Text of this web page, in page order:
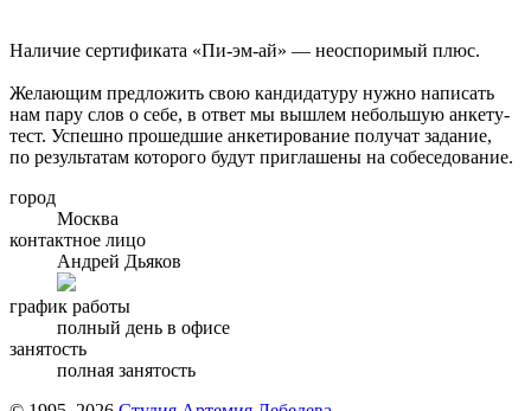
Наличие сертификата «Пи-эм-ай» — неоспоримый плюс.
Желающим предложить свою кандидатуру нужно написать
нам пару слов о себе, в ответ мы вышлем небольшую анкету-
тест. Успешно прошедшие анкетирование получат задание,
по результатам которого будут приглашены на собеседование.
город
Москва
контактное лицо
Андрей Дьяков
график работы
полный день в офисе
занятость
полная занятость